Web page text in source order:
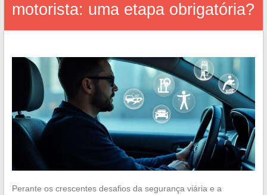
motorista: uma etapa obrigatória?
Perante os crescentes desafios da segurança viária e a